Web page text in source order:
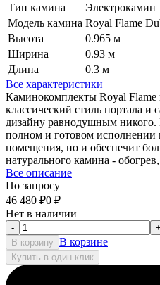
Тип камина
Электрокамин
Модель камина Royal Flame
Высота
0.965 м
Ширина
0.93 м
Длина
0.3 м
Все характеристики
Каминокомплекты Royal Flame
классический стиль портала и
дизайну равнодушным никого.
полном и готовом исполнении
помещения, но и обеспечит
натурального камина -
Все описание
По запросу
46 480 ₽0 ₽
Нет в наличии
-
+
В корзину В корзине
Купить в один клик